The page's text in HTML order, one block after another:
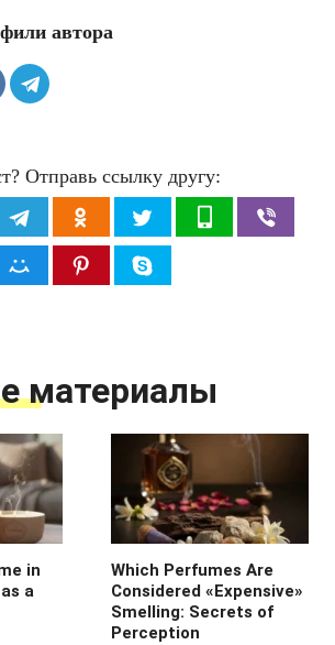
автора
Отправь ссылку другу:
материалы
in
a
Which Perfumes Are
Considered «Expensive»
Smelling: Secrets of
Perception